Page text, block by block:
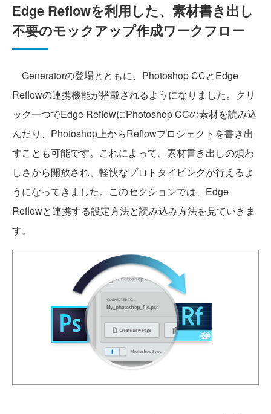
Edge Reflowを利用した、素材書き出し
不要のモックアップ作成ワークフロー
Generatorの登場とともに、Photoshop CCとEdge
Reflowの連携機能が搭載されるようになりました。クリ
ック一つでEdge ReflowにPhotoshop CCの素材を読み込
んだり、Photoshop上からReflowプロジェクトを書き出
すことも可能です。これによって、素材書き出しの煩わ
しさから開放され、軽快なプロトタイピングが行えるよ
うになってきました。このセクションでは、Edge
Reflowと連携する設定方法と読み込み方法を見ていきま
す。